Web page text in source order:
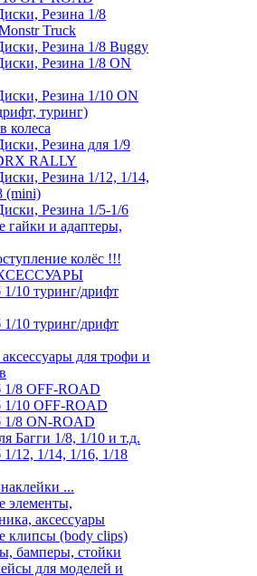
Резина 1/8
Truck
Резина 1/8 Buggy
Резина 1/8 ON
Резина 1/10 ON
туринг)
колеса
Резина для 1/9
RALLY
Резина 1/12, 1/14,
(mini)
Резина 1/5-1/6
гайки и адаптеры,
колёс !!!
10 туринг/дрифт
10 туринг/дрифт
для трофи и
8 OFF-ROAD
10 OFF-ROAD
1/8 ON-ROAD
Багги 1/8, 1/10 и т.д.
12, 1/14, 1/16, 1/18
...
элементы,
аксессуары
клипсы (body clips)
бамперы, стойки
для моделей и